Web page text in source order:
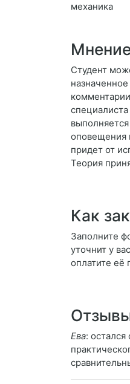
механика
Студент
оповещения
придет от
Теория
Как
Заполните
уточнит у
оплатите её
Ева: